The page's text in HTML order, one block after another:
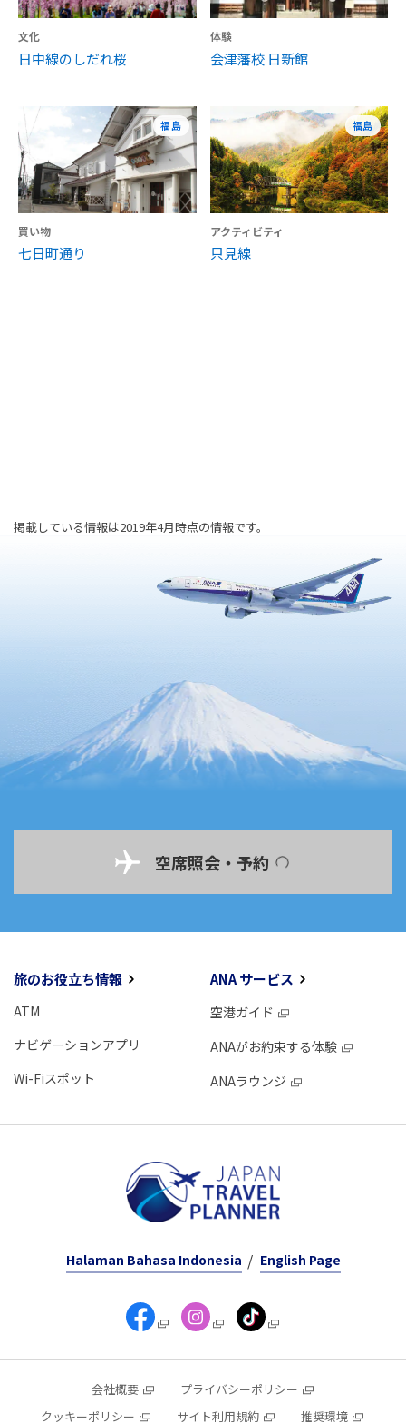
文化
日中線のしだれ桜
体験
会津藩校 日新館
福島
買い物
七日町通り
福島
アクティビティ
只見線
掲載している情報は2019年4月時点の情報です。
空席照会・予約
旅のお役立ち情報
ATM
ナビゲーションアプリ
Wi-Fiスポット
ANA サービス
空港ガイド
ANAがお約束する体験
ANAラウンジ
Halaman Bahasa Indonesia English Page
会社概要
プライバシーポリシー
クッキーポリシー
サイト利用規約 推奨環境